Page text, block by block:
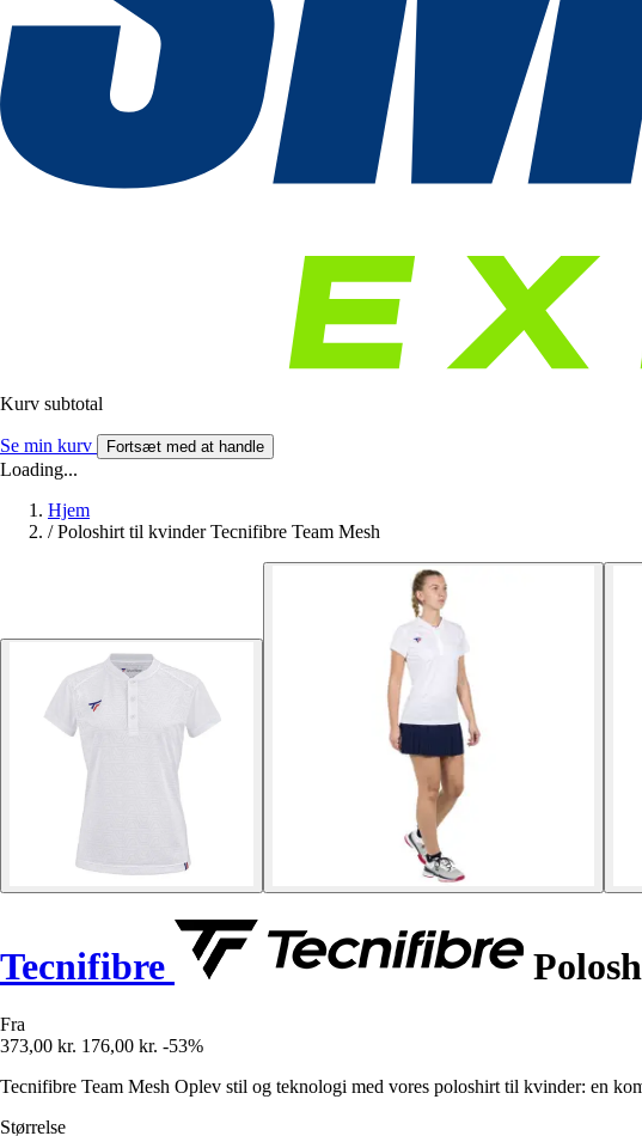
Kurv subtotal
Se min kurv Fortsæt med at handle
Loading...
Hjem
/ Poloshirt til kvinder Tecnifibre Team Mesh
Tecnifibre
Fra
373,00 kr. 176,00 kr. -53%
Tecnifibre Team Mesh Oplev stil og teknologi med vores poloshirt til kvinder: en
Størrelse